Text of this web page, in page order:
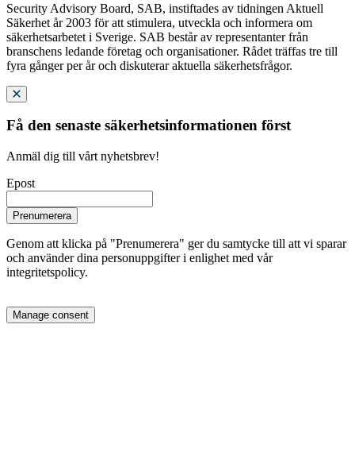
Security Advisory Board, SAB, instiftades av tidningen Aktuell
Säkerhet år 2003 för att stimulera, utveckla och informera om
säkerhetsarbetet i Sverige. SAB består av representanter från
branschens ledande företag och organisationer. Rådet träffas tre till
fyra gånger per år och diskuterar aktuella säkerhetsfrågor.
Få den senaste säkerhetsinformationen först
Anmäl dig till vårt nyhetsbrev!
Epost
Prenumerera
Genom att klicka på "Prenumerera" ger du samtycke till att vi sparar
och använder dina personuppgifter i enlighet med vår
integritetspolicy.
Manage consent